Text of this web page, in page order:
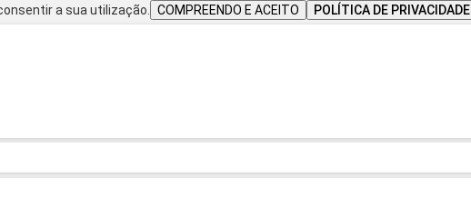
a sua utilização. COMPREENDO E ACEITO POLÍTICA DE PRIVACIDADE